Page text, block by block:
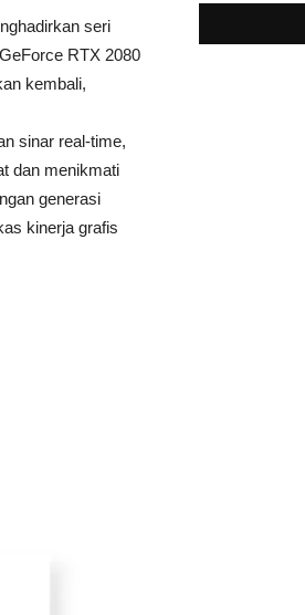
seri
RTX 2080
kembali,
sinar real-time,
dan menikmati
generasi
kinerja grafis